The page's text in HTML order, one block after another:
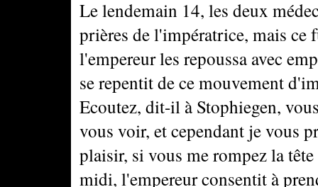
Le lendemain 14, les deux
prières de l'impératrice, mais ce
l'empereur les repoussa avec
se repentit de ce mouvement
Ecoutez, dit-il à Stophiegen,
vous voir, et cependant je vous
plaisir, si vous me rompez la
midi, l'empereur consentit à